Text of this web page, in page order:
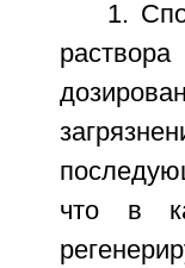
1.
что в